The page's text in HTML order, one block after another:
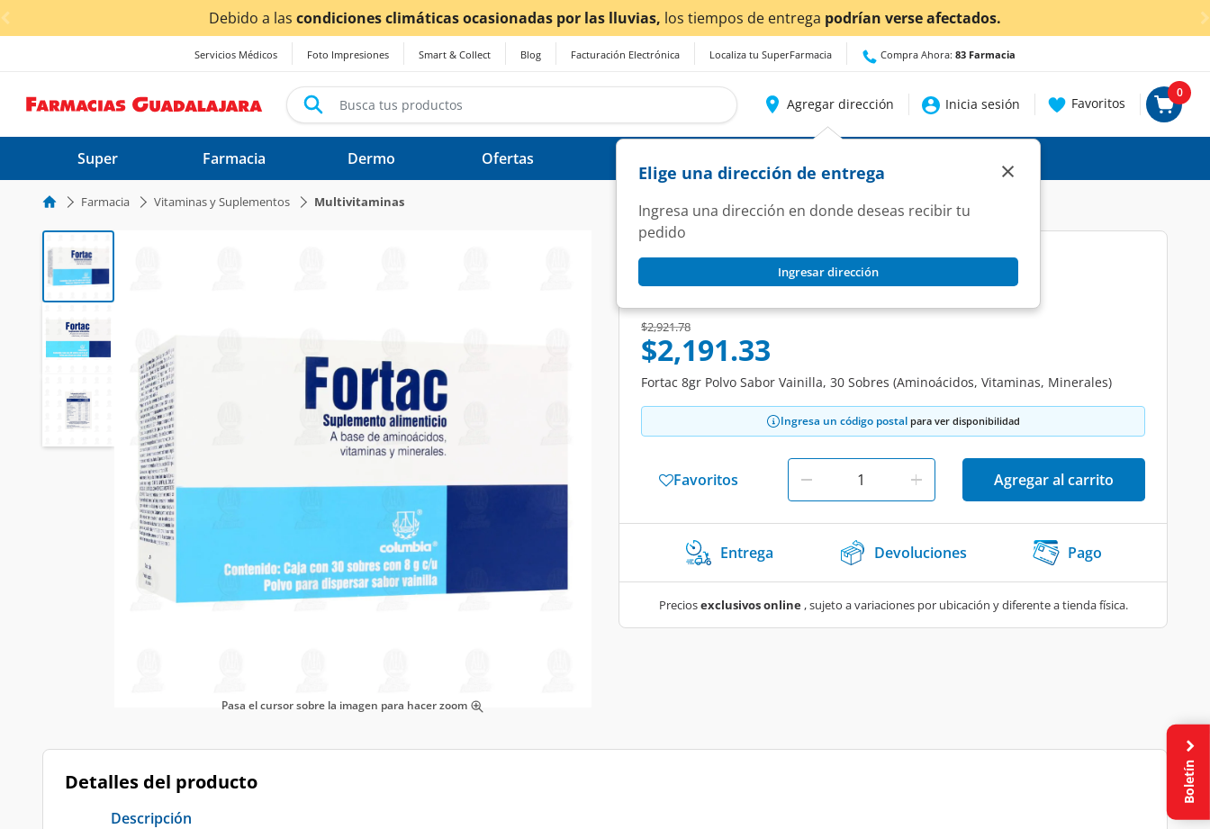
< div class="carousel-inner"> Debido a lascondiciones climáticas ocasionadas por las lluvias,los tiempos de entregapodrían verse afectados.
Servicios Médicos Foto Impresiones Smart & Collect Blog Facturación Electrónica Localiza tu SuperFarmacia Compra Ahora: 83 Farmacia
Agregar dirección
Elige una dirección de entrega
Ingresa una dirección en donde deseas recibir tu
pedido
Ingresar dirección
×
Inicia sesión Favoritos
0
Super Farmacia Dermo Ofertas
Farmacia Vitaminas y Suplementos Multivitaminas
Pasa el cursor sobre la imagen para hacer zoom
FORTAC
Fortac 8gr Polvo Sabor Vainilla, 30 Sobres.
Price reduced from
$2,921.78to
$2,191.33
Fortac 8gr Polvo Sabor Vainilla, 30 Sobres (Aminoácidos, Vitaminas, Minerales)
Ingresa un código postal para ver disponibilidad
Favoritos Agregar al carrito
Entrega Devoluciones Pago
Preciosexclusivos online, sujeto a variaciones por ubicación y diferente a tienda física.
Detalles del producto
Descripción
Boletín